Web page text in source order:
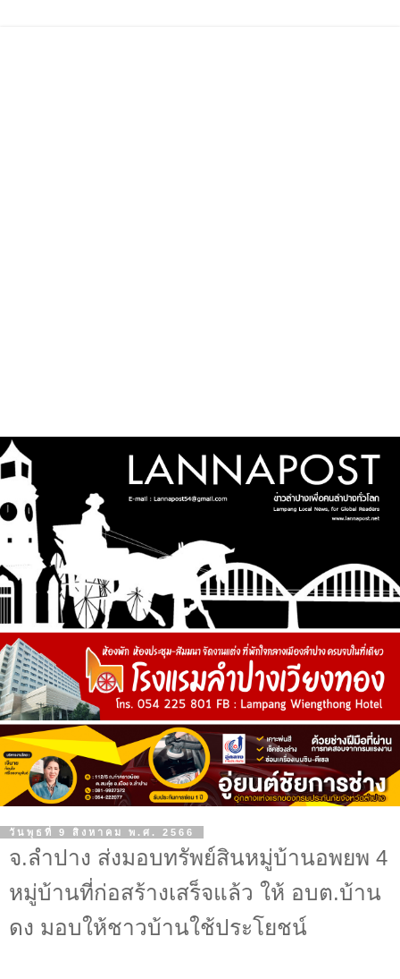
วันพุธที่ 9 สิงหาคม พ.ศ. 2566
จ.ลำปาง ส่งมอบทรัพย์สินหมู่บ้านอพยพ 4
หมู่บ้านที่ก่อสร้างเสร็จแล้ว ให้ อบต.บ้าน
ดง มอบให้ชาวบ้านใช้ประโยชน์